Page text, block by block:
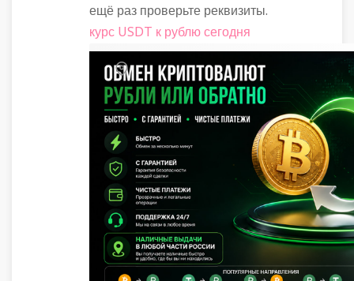
ещё раз проверьте реквизиты.
курс USDT к рублю сегодня